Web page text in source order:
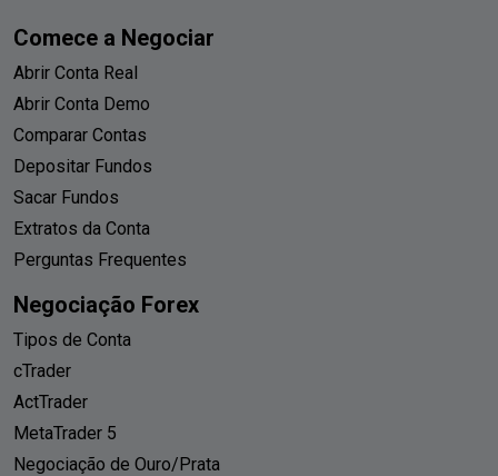
Comece a Negociar
Abrir Conta Real
Abrir Conta Demo
Comparar Contas
Depositar Fundos
Sacar Fundos
Extratos da Conta
Perguntas Frequentes
Negociação Forex
Tipos de Conta
cTrader
ActTrader
MetaTrader 5
Negociação de Ouro/Prata